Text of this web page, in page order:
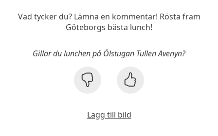
Vad tycker du? Lämna en kommentar! Rösta fram
Göteborgs bästa lunch!
Gillar du lunchen på Ölstugan Tullen Avenyn?
Lägg till bild